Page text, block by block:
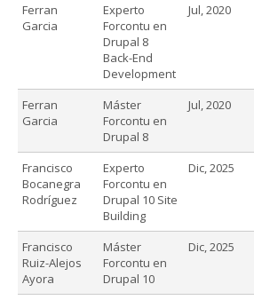
Ferran
Garcia
Experto
Forcontu en
Drupal 8
Back-End
Development
Jul, 2020
Ferran
Garcia
Máster
Forcontu en
Drupal 8
Jul, 2020
Francisco
Bocanegra
Rodríguez
Experto
Forcontu en
Drupal 10 Site
Building
Dic, 2025
Francisco
Ruiz-Alejos
Ayora
Máster
Forcontu en
Drupal 10
Dic, 2025